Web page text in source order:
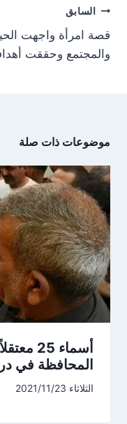
تصفّح
المقالات
السابق
قصة امرأة واجهت
والمجتمع وحققت
موضوعات ذات صلة
أسماء
المحافظة في
الثلاثاء 2021/11/23